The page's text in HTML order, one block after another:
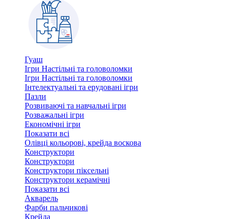
Гуаш
Ігри Настільні та головоломки
Ігри Настільні та головоломки
Інтелектуальні та ерудовані ігри
Пазли
Розвиваючі та навчальні ігри
Розважальні ігри
Економічні ігри
Показати всі
Олівці кольорові, крейда воскова
Конструктори
Конструктори
Конструктори піксельні
Конструктори керамічні
Показати всі
Акварель
Фарби пальчикові
Крейда